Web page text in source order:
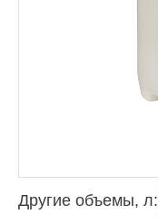
Другие объемы, л: